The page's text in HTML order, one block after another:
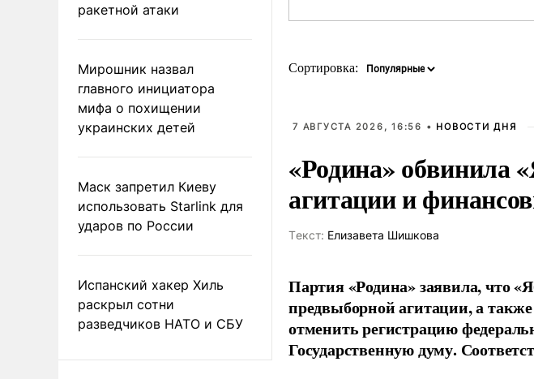
ракетной атаки
Мирошник назвал
главного инициатора
мифа о похищении
украинских детей
Маск запретил Киеву
использовать Starlink для
ударов по России
Испанский хакер Хиль
раскрыл сотни
разведчиков НАТО и СБУ
Сортировка:
7 АВГУСТА 2026, 16:56 • НОВОСТИ ДНЯ
«Родина» обвинила
агитации и
Tекст: Елизавета Шишкова
Партия «Родина» заявила, что
предвыборной агитации, а
отменить регистрацию
Государственную думу.